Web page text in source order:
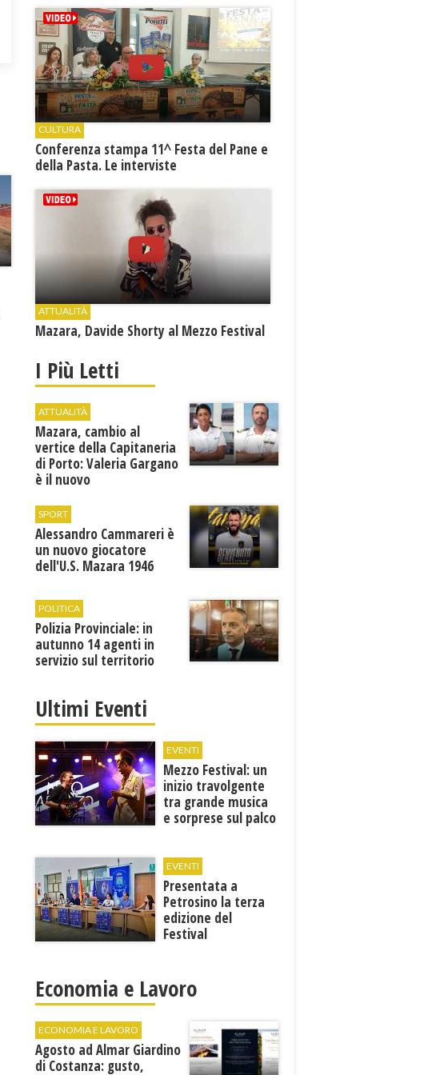
CULTURA
Conferenza stampa 11^ Festa del Pane e
della Pasta. Le interviste
ATTUALITÀ
Mazara, Davide Shorty al Mezzo Festival
I Più Letti
ATTUALITÀ
Mazara, cambio al
vertice della Capitaneria
di Porto: Valeria Gargano
è il nuovo
SPORT
Alessandro Cammareri è
un nuovo giocatore
dell'U.S. Mazara 1946
POLITICA
Polizia Provinciale: in
autunno 14 agenti in
servizio sul territorio
Ultimi Eventi
EVENTI
Mezzo Festival: un
inizio travolgente
tra grande musica
e sorprese sul palco
EVENTI
Presentata a
Petrosino la terza
edizione del
Festival
"Voci dal
Mediterraneo"
Economia e Lavoro
ECONOMIA E LAVORO
Agosto ad Almar Giardino
di Costanza: gusto,